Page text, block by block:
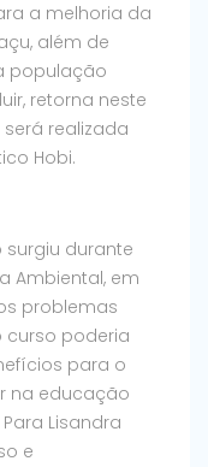
a melhoria da
além de
população
retorna neste
realizada
Hobi.
durante
Ambiental, em
problemas
poderia
para o
na educação
Lisandra
e